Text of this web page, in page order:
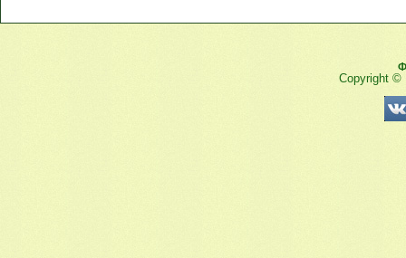
Copyright ©